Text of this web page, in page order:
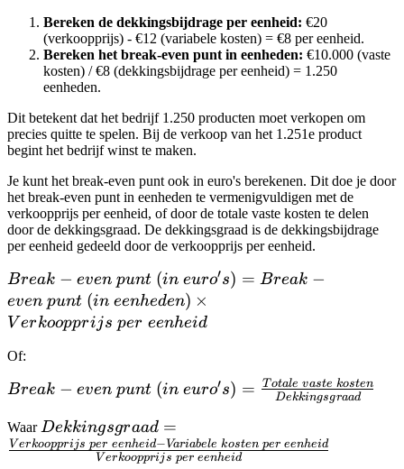
per\ eenheid -
Variabele\
kosten\ per\
eenheid}
Bereken de dekkingsbijdrage per eenheid: €20
(verkoopprijs) - €12 (variabele kosten) = €8 per eenheid.
Bereken het break-even punt in eenheden: €10.000 (vaste
kosten) / €8 (dekkingsbijdrage per eenheid) = 1.250
eenheden.
Dit betekent dat het bedrijf 1.250 producten moet verkopen om
precies quitte te spelen. Bij de verkoop van het 1.251e product
begint het bedrijf winst te maken.
Je kunt het break-even punt ook in euro's berekenen. Dit doe je door
het break-even punt in eenheden te vermenigvuldigen met de
verkoopprijs per eenheid, of door de totale vaste kosten te delen
door de dekkingsgraad. De dekkingsgraad is de dekkingsbijdrage
per eenheid gedeeld door de verkoopprijs per eenheid.
Break-even\
punt\ (in\
euro's) =
punt\ (in\
eenheden)
Verkoopprijs\
per\ eenheid
Break − even punt (in euro′s) = Break −
even punt (in eenheden) ×
V erkoopprijs per eenheid
Of:
Break-even\
euro's) =
\frac{Totale\
Break − even punt (in euro′s) = Dekkingsgraad
T otale vaste kosten
WaarDekkingsgraad =
\frac{Verkoopprijs\
Dekkingsgraad =
V erkoopprijs per eenheid
V erkoopprijs per eenheid−Variabele kosten per eenheid